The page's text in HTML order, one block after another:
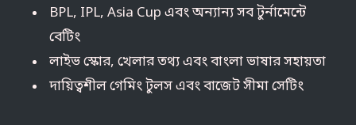
BPL, IPL, Asia Cup এবং অন্যান্য সব টুর্নামেন্টে
বেটিং
লাইভ স্কোর, খেলার তথ্য এবং বাংলা ভাষার সহায়তা
দায়িত্বশীল গেমিং টুলস এবং বাজেট সীমা সেটিং